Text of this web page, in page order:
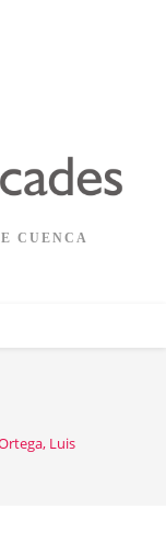
CUENCA
Luis